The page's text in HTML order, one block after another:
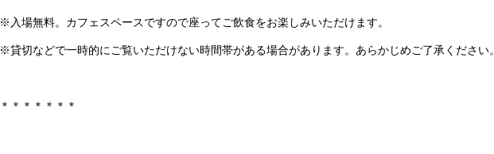
※入場無料。カフェスペースですので座ってご飲食をお楽しみいただけます。
※貸切などで一時的にご覧いただけない時間帯がある場合があります。あらかじめご了承ください
＊＊＊＊＊＊＊